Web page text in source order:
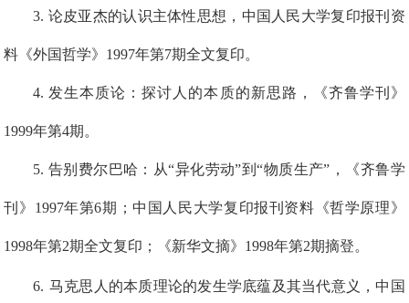
3. 论皮亚杰的认识主体性思想，中国人民大学复印报刊资
料《外国哲学》1997年第7期全文复印。
4. 发生本质论：探讨人的本质的新思路，《齐鲁学刊》
1999年第4期。
5. 告别费尔巴哈：从“异化劳动”到“物质生产”，《齐鲁学
刊》1997年第6期；中国人民大学复印报刊资料《哲学原理》
1998年第2期全文复印；《新华文摘》1998年第2期摘登。
6. 马克思人的本质理论的发生学底蕴及其当代意义，中国